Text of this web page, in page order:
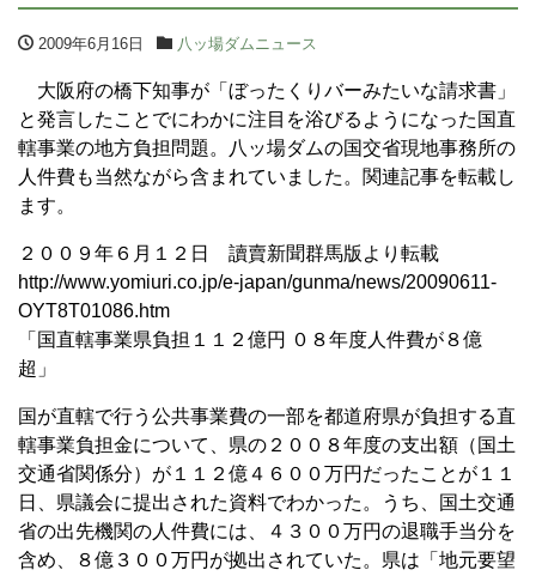
2009年6月16日 八ッ場ダムニュース
大阪府の橋下知事が「ぼったくりバーみたいな請求書」
と発言したことでにわかに注目を浴びるようになった国直
轄事業の地方負担問題。八ッ場ダムの国交省現地事務所の
人件費も当然ながら含まれていました。関連記事を転載し
ます。
２００９年６月１２日 讀賣新聞群馬版より転載
http://www.yomiuri.co.jp/e-japan/gunma/news/20090611-
OYT8T01086.htm
「国直轄事業県負担１１２億円 ０８年度人件費が８億
超」
国が直轄で行う公共事業費の一部を都道府県が負担する直
轄事業負担金について、県の２００８年度の支出額（国土
交通省関係分）が１１２億４６００万円だったことが１１
日、県議会に提出された資料でわかった。うち、国土交通
省の出先機関の人件費には、４３００万円の退職手当分を
含め、８億３００万円が拠出されていた。県は「地元要望